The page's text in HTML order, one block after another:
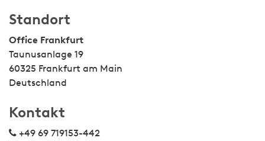
Standort
Office Frankfurt
Taunusanlage 19
60325 Frankfurt am Main
Deutschland
Kontakt
+49 69 719153-442